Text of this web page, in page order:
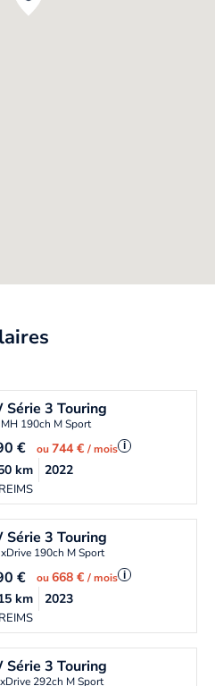
Série 3 Touring
190ch M Sport
€ ou744 €/ mois i
km 2022
Série 3 Touring
190ch M Sport
€ ou668 €/ mois i
km 2023
Série 3 Touring
292ch M Sport